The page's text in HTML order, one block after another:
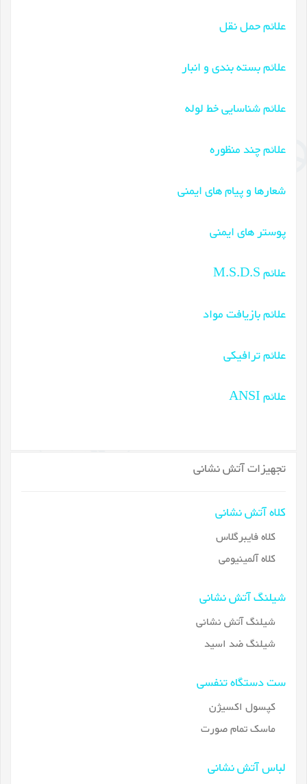
علائم حمل نقل
علائم بسته بندی و انبار
علائم شناسایی خط لوله
علائم چند منظوره
شعارها و پیام های ایمنی
پوستر های ایمنی
علائم M.S.D.S
علائم بازیافت مواد
علائم ترافیکی
علائم ANSI
تجهیزات آتش نشانی
کلاه آتش نشانی
کلاه فایبرگلاس
کلاه آلمینیومی
شیلنگ آتش نشانی
شیلنگ آتش نشانی
شیلنگ ضد اسید
ست دستگاه تنفسی
کپسول اکسیژن
ماسک تمام صورت
لباس آتش نشانی